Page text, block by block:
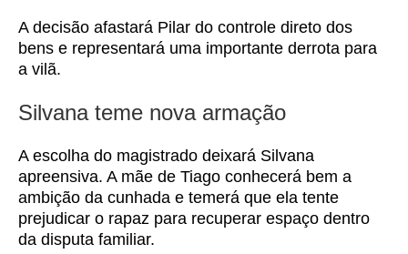
A decisão afastará Pilar do controle direto dos
bens e representará uma importante derrota para
a vilã.
Silvana teme nova armação
A escolha do magistrado deixará Silvana
apreensiva. A mãe de Tiago conhecerá bem a
ambição da cunhada e temerá que ela tente
prejudicar o rapaz para recuperar espaço dentro
da disputa familiar.